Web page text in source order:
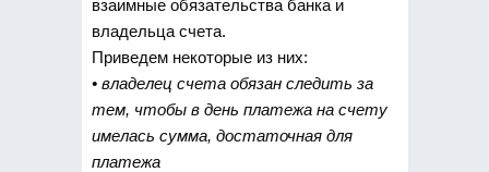
взаимные обязательства банка и
владельца счета.
Приведем некоторые из них:
• владелец счета обязан следить за
тем, чтобы в день платежа на счету
имелась сумма, достаточная для
платежа